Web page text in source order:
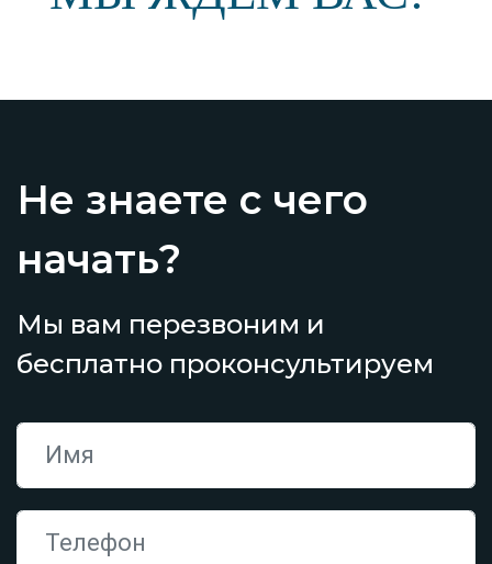
Не знаете с чего
начать?
Мы вам перезвоним и
бесплатно проконсультируем